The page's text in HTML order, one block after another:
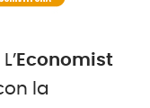
L’ Economist
la